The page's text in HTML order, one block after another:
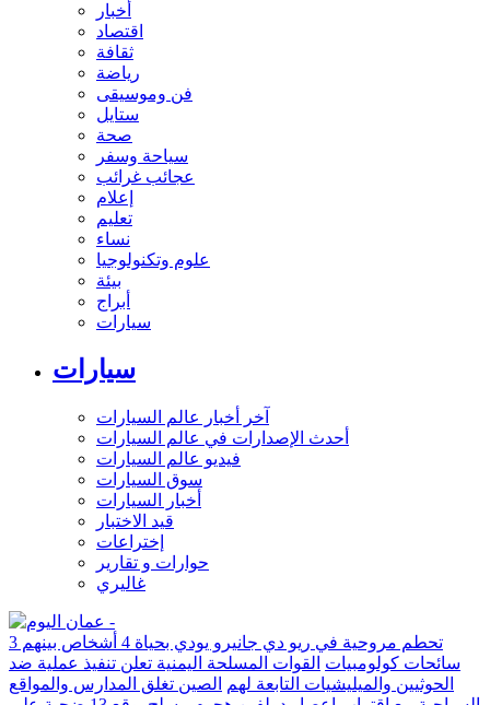
أخبار
اقتصاد
ثقافة
رياضة
فن وموسيقى
ستايل
صحة
سياحة وسفر
عجائب غرائب
إعلام
تعليم
نساء
علوم وتكنولوجيا
بيئة
أبراج
سيارات
سيارات
آخر أخبار عالم السيارات
أحدث الإصدارات في عالم السيارات
فيديو عالم السيارات
سوق السيارات
أخبار السيارات
قيد الاختبار
إختراعات
حوارات و تقارير
غاليري
تحطم مروحية في ريو دي جانيرو يودي بحياة 4 أشخاص بينهم 3
سائحات كولومبيات القوات المسلحة اليمنية تعلن تنفيذ عملية ضد
الحوثيين والميليشيات التابعة لهم
الصين تغلق المدارس والمواقع